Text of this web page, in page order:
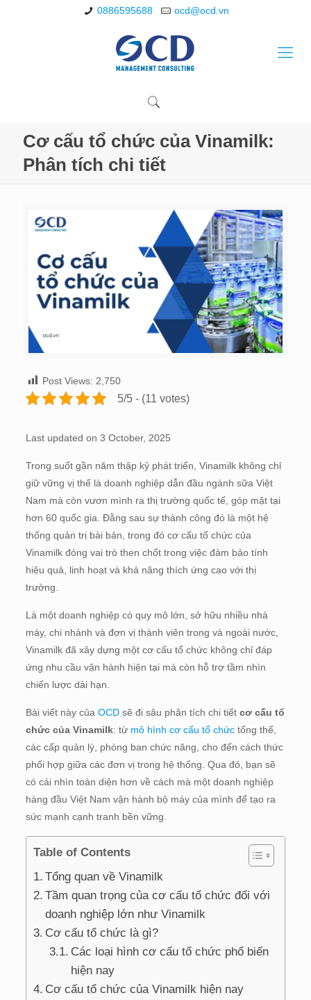
0886595688 ocd@ocd.vn
Cơ cấu tổ chức của Vinamilk:
Phân tích chi tiết
Post Views: 2,750
5/5 - (11 votes)
Last updated on 3 October, 2025
Trong suốt gần năm thập kỷ phát triển, Vinamilk không chỉ
giữ vững vị thế là doanh nghiệp dẫn đầu ngành sữa Việt
Nam mà còn vươn mình ra thị trường quốc tế, góp mặt tại
hơn 60 quốc gia. Đằng sau sự thành công đó là một hệ
thống quản trị bài bản, trong đó cơ cấu tổ chức của
Vinamilk đóng vai trò then chốt trong việc đảm bảo tính
hiệu quả, linh hoạt và khả năng thích ứng cao với thị
trường.
Là một doanh nghiệp có quy mô lớn, sở hữu nhiều nhà
máy, chi nhánh và đơn vị thành viên trong và ngoài nước,
Vinamilk đã xây dựng một cơ cấu tổ chức không chỉ đáp
ứng nhu cầu vận hành hiện tại mà còn hỗ trợ tầm nhìn
chiến lược dài hạn.
Bài viết này của OCDsẽ đi sâu phân tích chi tiếtcơ cấu tổ
chức của Vinamilk: từ mô hình cơ cấu tổ chứctổng thể,
các cấp quản lý, phòng ban chức năng, cho đến cách thức
phối hợp giữa các đơn vị trong hệ thống. Qua đó, bạn sẽ
có cái nhìn toàn diện hơn về cách mà một doanh nghiệp
hàng đầu Việt Nam vận hành bộ máy của mình để tạo ra
sức mạnh cạnh tranh bền vững.
Table of Contents
Tổng quan về Vinamilk
Tầm quan trọng của cơ cấu tổ chức đối với
doanh nghiệp lớn như Vinamilk
Cơ cấu tổ chức là gì?
Các loại hình cơ cấu tổ chức phổ biến
hiện nay
Cơ cấu tổ chức của Vinamilk hiện nay